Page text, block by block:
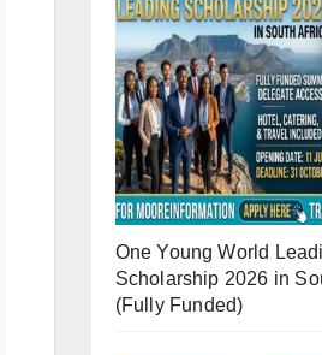
One Young World
Scholarship 2026 in
(Fully Funded)